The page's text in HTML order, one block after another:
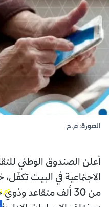
تم
الصورة: م.ح
أعلن الصندوق الوطني
من 30 ألف متقاعد